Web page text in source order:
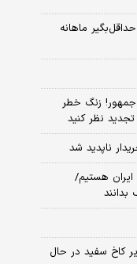
ماهانه
زنگ خطر
نظر کنید
ایران هستیم/
کاخ سفید در حال